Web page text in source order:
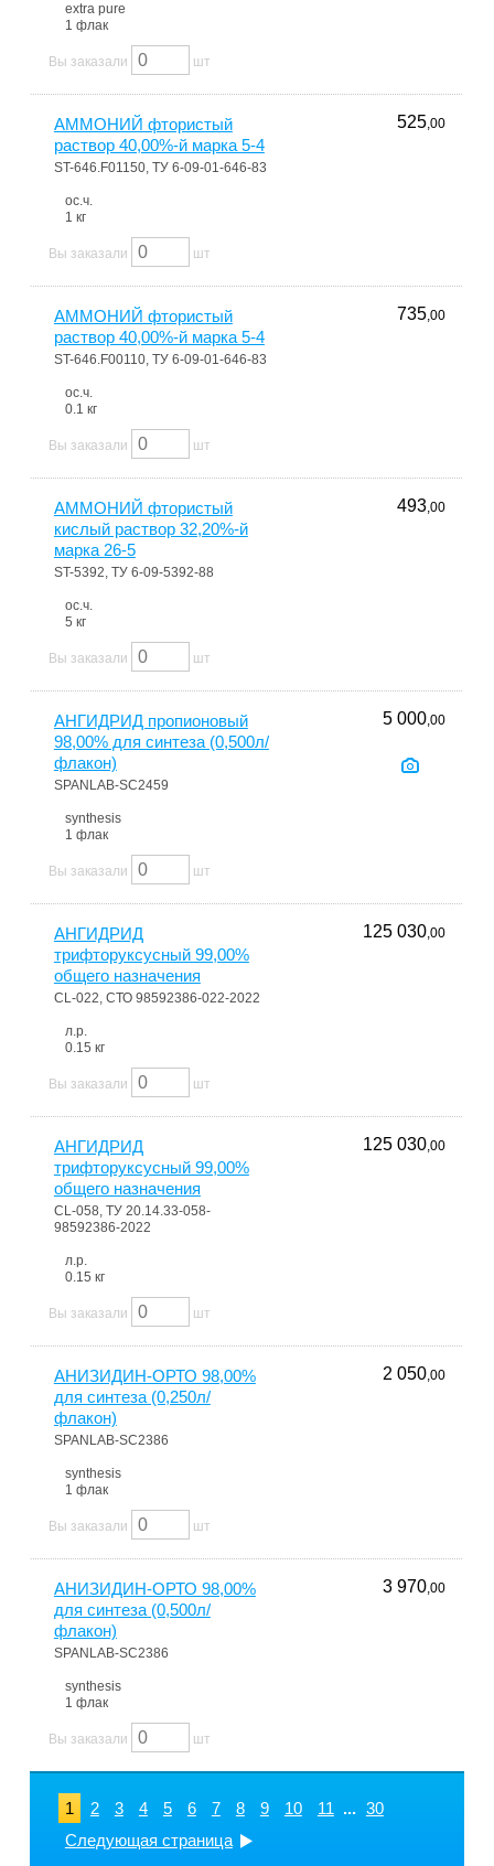
extra pure
1 флак
Вы заказали шт
АММОНИЙ фтористый
раствор 40,00%-й марка 5-4
ST-646.F01150, ТУ 6-09-01-646-83
ос.ч.
1 кг
525,00
Вы заказали шт
АММОНИЙ фтористый
раствор 40,00%-й марка 5-4
ST-646.F00110, ТУ 6-09-01-646-83
ос.ч.
0.1 кг
735,00
Вы заказали шт
АММОНИЙ фтористый
кислый раствор 32,20%-й
марка 26-5
ST-5392, ТУ 6-09-5392-88
ос.ч.
5 кг
493,00
Вы заказали шт
АНГИДРИД пропионовый
98,00% для синтеза (0,500л/
флакон)
SPANLAB-SC2459
synthesis
1 флак
5 000,00
Вы заказали шт
АНГИДРИД
трифторуксусный 99,00%
общего назначения
CL-022, СТО 98592386-022-2022
л.р.
0.15 кг
125 030,00
Вы заказали шт
АНГИДРИД
трифторуксусный 99,00%
общего назначения
CL-058, ТУ 20.14.33-058-
98592386-2022
л.р.
0.15 кг
125 030,00
Вы заказали шт
АНИЗИДИН-ОРТО 98,00%
для синтеза (0,250л/
флакон)
SPANLAB-SC2386
synthesis
1 флак
2 050,00
Вы заказали шт
АНИЗИДИН-ОРТО 98,00%
для синтеза (0,500л/
флакон)
SPANLAB-SC2386
synthesis
1 флак
3 970,00
Вы заказали шт
1 2 3 4 5 6 7 8 9 10 11 ... 30
Следующая страница